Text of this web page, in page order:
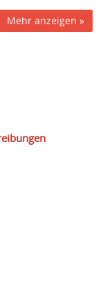
Mehr anzeigen »